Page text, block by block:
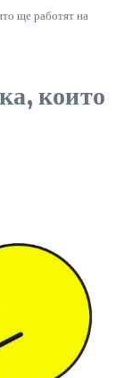
ще работят на
които